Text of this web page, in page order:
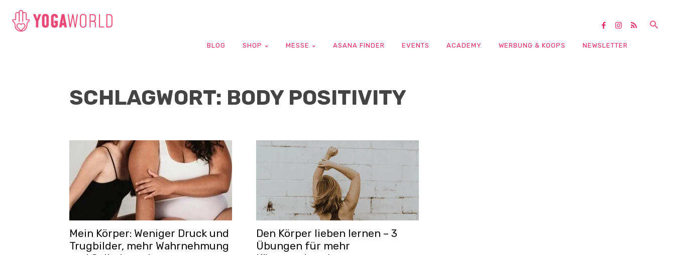
BLOG SHOP MESSE ASANA FINDER EVENTS ACADEMY WERBUNG & KOOPS NEWSLETTER
SCHLAGWORT: BODY POSITIVITY
Mein Körper: Weniger Druck und
Trugbilder, mehr Wahrnehmung
Den Körper lieben lernen – 3
Übungen für mehr